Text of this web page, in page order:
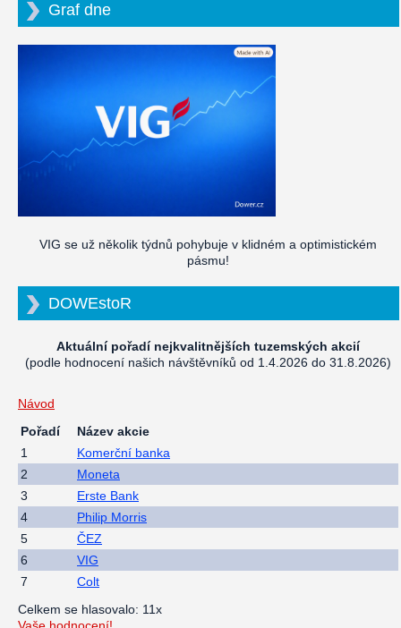
Graf dne
VIG se už několik týdnů pohybuje v klidném a optimistickém
pásmu!
DOWEstoR
Aktuální pořadí nejkvalitnějších tuzemských akcií
(podle hodnocení našich návštěvníků od 1.4.2026 do 31.8.2026)
Návod
Pořadí
Název akcie
1
Komerční banka
2
Moneta
3
Erste Bank
4
Philip Morris
5
ČEZ
6
VIG
7
Colt
Celkem se hlasovalo: 11x